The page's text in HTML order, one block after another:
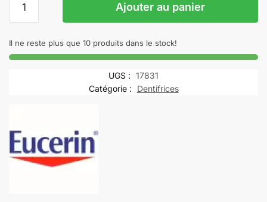
DERMOPURIFYER
GOMMAGE
Ajouter au panier
Il ne reste plus que 10 produits dans le stock!
UGS : 17831
Catégorie :
Dentifrices